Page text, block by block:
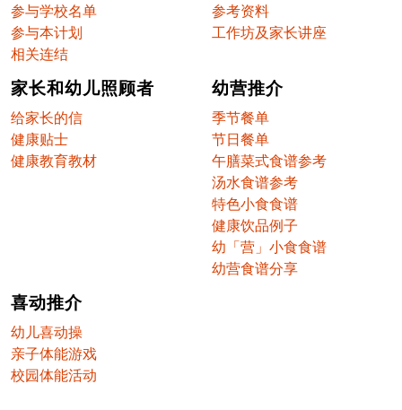
参与学校名单
参与本计划
相关连结
参考资料
工作坊及家长讲座
家长和幼儿照顾者
给家长的信
健康贴士
健康教育教材
幼营推介
季节餐单
节日餐单
午膳菜式食谱参考
汤水食谱参考
特色小食食谱
健康饮品例子
幼「营」小食食谱
幼营食谱分享
喜动推介
幼儿喜动操
亲子体能游戏
校园体能活动